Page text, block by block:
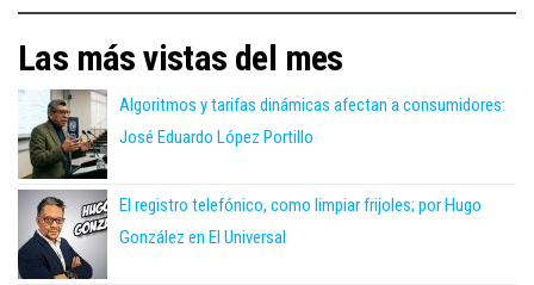
Las más vistas del mes
Algoritmos y tarifas dinámicas afectan a consumidores:
José Eduardo López Portillo
El registro telefónico, como limpiar frijoles; por Hugo
González en El Universal